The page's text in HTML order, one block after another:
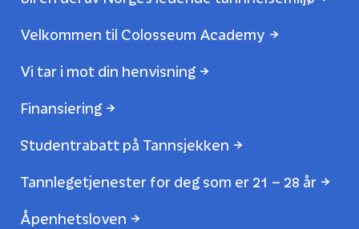
Velkommen til Colosseum Academy
Vi tar i mot din henvisning
Finansiering
Studentrabatt på Tannsjekken
Tannlegetjenester for deg som er 21 – 28 år
Åpenhetsloven